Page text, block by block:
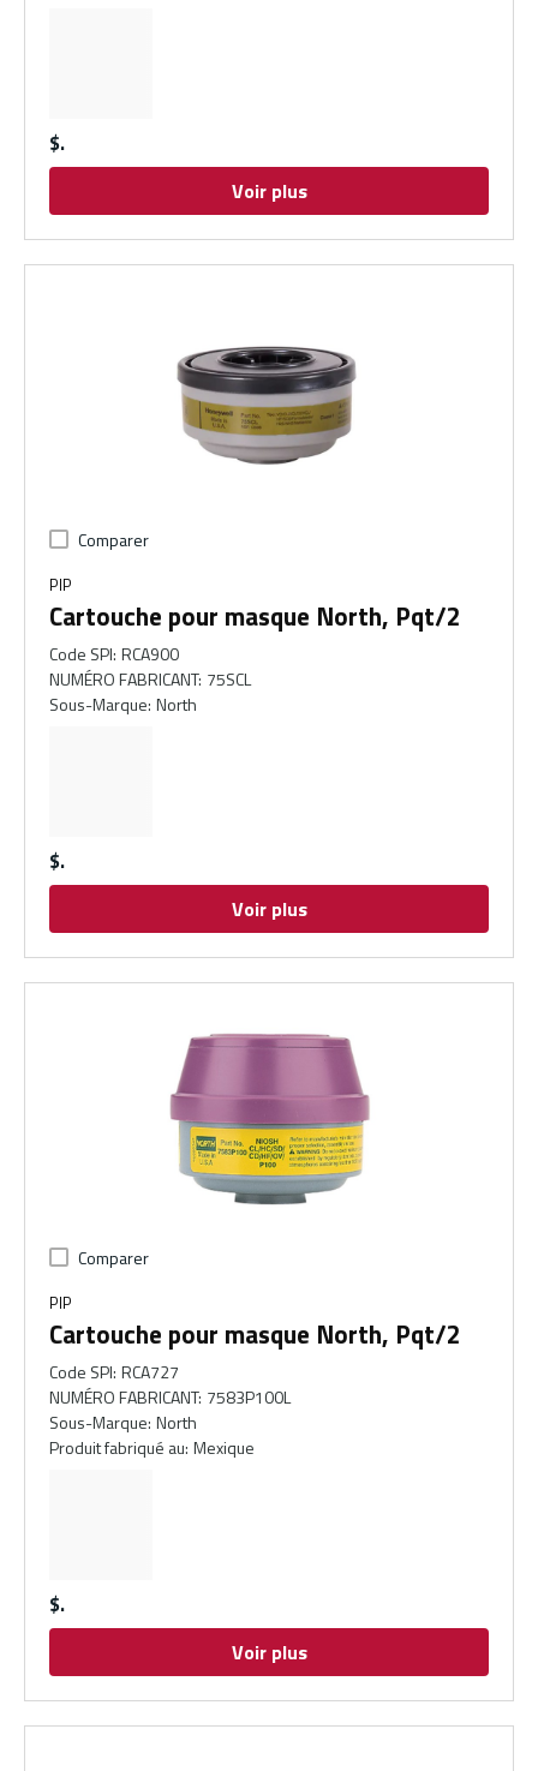
$
Voir plus
Comparer
PIP
Cartouche pour masque North, Pqt/2
Code SPI: RCA900
NUMÉRO FABRICANT: 75SCL
Sous-Marque: North
$
Voir plus
Comparer
PIP
Cartouche pour masque North, Pqt/2
Code SPI: RCA727
NUMÉRO FABRICANT: 7583P100L
Sous-Marque: North
Produit fabriqué au: Mexique
$
Voir plus